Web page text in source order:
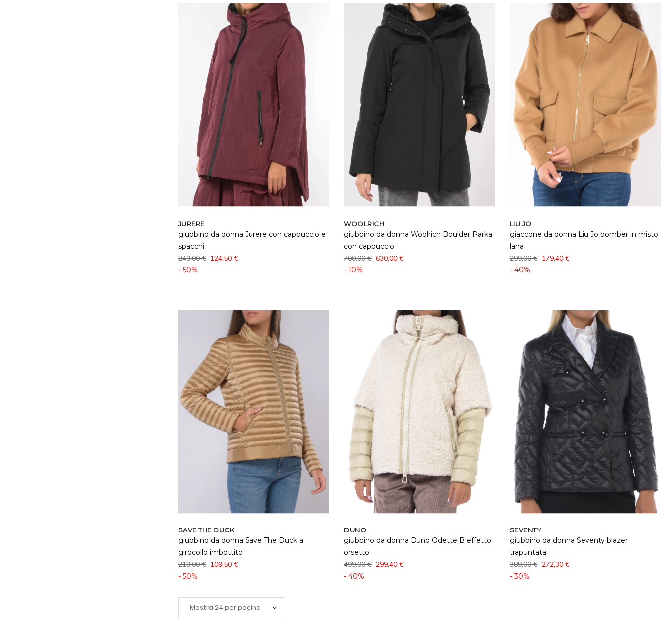
JURERE
giubbino da donna Jurere con cappuccio e
spacchi
249,00 € 124,50 €
- 50%
WOOLRICH
giubbino da donna Woolrich Boulder Parka
con cappuccio
700,00 € 630,00 €
- 10%
LIU JO
giaccone da donna Liu Jo bomber in misto
lana
299,00 € 179,40 €
- 40%
SAVE THE DUCK
giubbino da donna Save The Duck a
girocollo imbottito
219,00 € 109,50 €
- 50%
DUNO
giubbino da donna Duno Odette B effetto
orsetto
499,00 € 299,40 €
- 40%
SEVENTY
giubbino da donna Seventy blazer
trapuntata
389,00 € 272,30 €
- 30%